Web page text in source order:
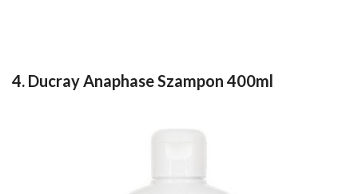
4. Ducray Anaphase Szampon 400ml